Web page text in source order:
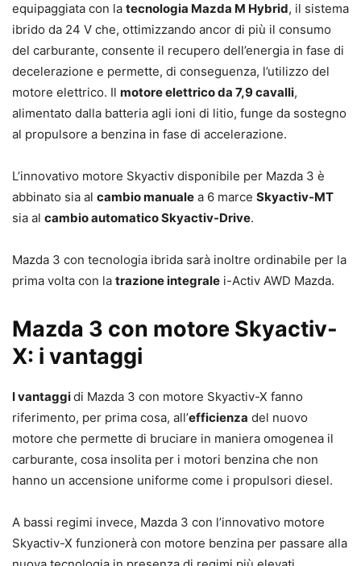
equipaggiata con la tecnologia Mazda M Hybrid, il sistema
ibrido da 24 V che, ottimizzando ancor di più il consumo
del carburante, consente il recupero dell’energia in fase di
decelerazione e permette, di conseguenza, l’utilizzo del
motore elettrico. Il motore elettrico da 7,9 cavalli,
alimentato dalla batteria agli ioni di litio, funge da sostegno
al propulsore a benzina in fase di accelerazione.
L’innovativo motore Skyactiv disponibile per Mazda 3 è
abbinato sia al cambio manuale a 6 marce Skyactiv-MT
sia al cambio automatico Skyactiv-Drive.
Mazda 3 con tecnologia ibrida sarà inoltre ordinabile per la
prima volta con la trazione integrale i-Activ AWD Mazda.
Mazda 3 con motore Skyactiv-
X: i vantaggi
I vantaggidi Mazda 3 con motore Skyactiv-X fanno
riferimento, per prima cosa, all’efficienza del nuovo
motore che permette di bruciare in maniera omogenea il
carburante, cosa insolita per i motori benzina che non
hanno un accensione uniforme come i propulsori diesel.
A bassi regimi invece, Mazda 3 con l’innovativo motore
Skyactiv-X funzionerà con motore benzina per passare alla